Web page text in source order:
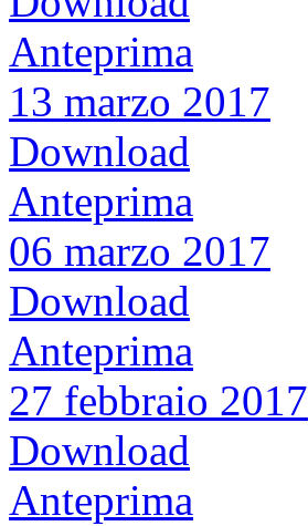
Anteprima
13 marzo 2017
Download
Anteprima
06 marzo 2017
Download
Anteprima
27 febbraio 2017
Download
Anteprima